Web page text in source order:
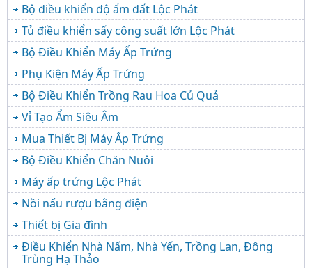
Bộ điều khiển độ ẩm đất Lộc Phát
Tủ điều khiển sấy công suất lớn Lộc Phát
Bộ Điều Khiển Máy Ấp Trứng
Phụ Kiện Máy Ấp Trứng
Bộ Điều Khiển Trồng Rau Hoa Củ Quả
Vỉ Tạo Ẩm Siêu Âm
Mua Thiết Bị Máy Ấp Trứng
Bộ Điều Khiển Chăn Nuôi
Máy ấp trứng Lộc Phát
Nồi nấu rượu bằng điện
Thiết bị Gia đình
Điều Khiển Nhà Nấm, Nhà Yến, Trồng Lan, Đông
Trùng Hạ Thảo